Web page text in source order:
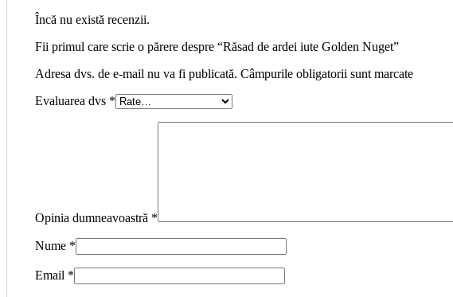
Încă nu există recenzii.
Fii primul care scrie o părere despre “Răsad de ardei iute Golden Nuget”
Adresa dvs. de e-mail nu va fi publicată. Câmpurile obligatorii sunt marcate
Evaluarea dvs *
Opinia dumneavoastră *
Nume *
Email *